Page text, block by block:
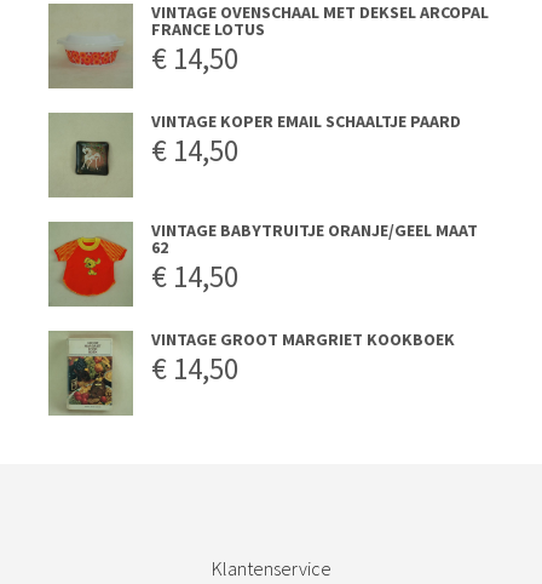
VINTAGE OVENSCHAAL MET DEKSEL ARCOPAL
FRANCE LOTUS
€ 14,50
VINTAGE KOPER EMAIL SCHAALTJE PAARD
€ 14,50
VINTAGE BABYTRUITJE ORANJE/GEEL MAAT
62
€ 14,50
VINTAGE GROOT MARGRIET KOOKBOEK
€ 14,50
Klantenservice